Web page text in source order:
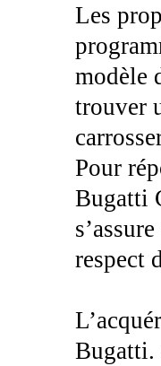
Les
modèle
trouver
Pour
Bugatti
respect
Bugatti.